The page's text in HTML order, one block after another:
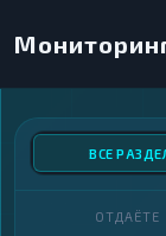
ВСЕ
ОТДАЁТЕ